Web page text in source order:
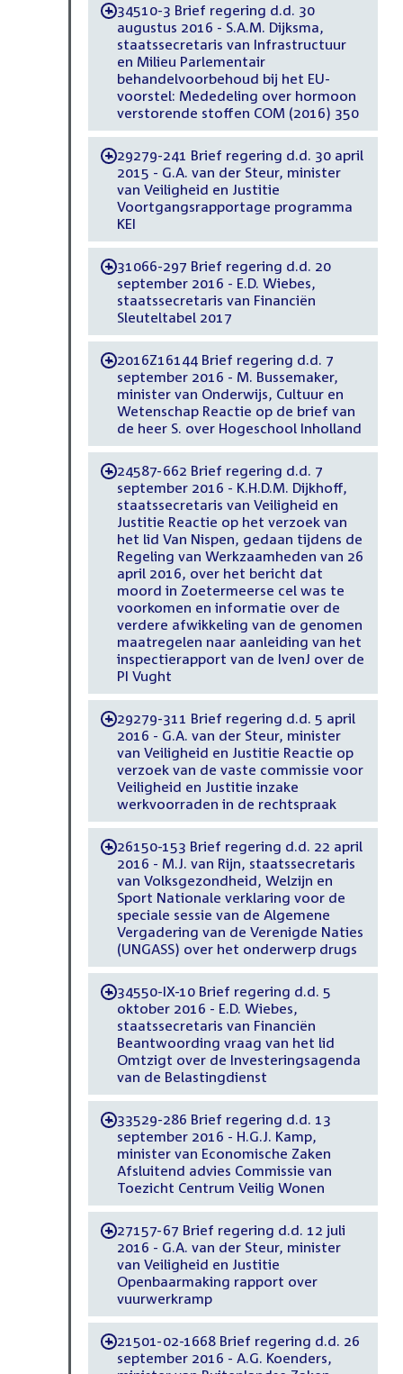
-34510-3 Brief regering d.d. 30
augustus 2016 - S.A.M. Dijksma,
staatssecretaris van Infrastructuur
en Milieu Parlementair
behandelvoorbehoud bij het EU-
voorstel: Mededeling over hormoon
verstorende stoffen COM (2016) 350
-29279-241 Brief regering d.d. 30 april
2015 - G.A. van der Steur, minister
van Veiligheid en Justitie
Voortgangsrapportage programma
KEI
-31066-297 Brief regering d.d. 20
september 2016 - E.D. Wiebes,
staatssecretaris van Financiën
Sleuteltabel 2017
-2016Z16144 Brief regering d.d. 7
september 2016 - M. Bussemaker,
minister van Onderwijs, Cultuur en
Wetenschap Reactie op de brief van
de heer S. over Hogeschool Inholland
-24587-662 Brief regering d.d. 7
september 2016 - K.H.D.M. Dijkhoff,
staatssecretaris van Veiligheid en
Justitie Reactie op het verzoek van
het lid Van Nispen, gedaan tijdens de
Regeling van Werkzaamheden van 26
april 2016, over het bericht dat
moord in Zoetermeerse cel was te
voorkomen en informatie over de
verdere afwikkeling van de genomen
maatregelen naar aanleiding van het
inspectierapport van de IvenJ over de
PI Vught
-29279-311 Brief regering d.d. 5 april
2016 - G.A. van der Steur, minister
van Veiligheid en Justitie Reactie op
verzoek van de vaste commissie voor
Veiligheid en Justitie inzake
werkvoorraden in de rechtspraak
-26150-153 Brief regering d.d. 22 april
2016 - M.J. van Rijn, staatssecretaris
van Volksgezondheid, Welzijn en
Sport Nationale verklaring voor de
speciale sessie van de Algemene
Vergadering van de Verenigde Naties
(UNGASS) over het onderwerp drugs
-34550-IX-10 Brief regering d.d. 5
oktober 2016 - E.D. Wiebes,
staatssecretaris van Financiën
Beantwoording vraag van het lid
Omtzigt over de Investeringsagenda
van de Belastingdienst
-33529-286 Brief regering d.d. 13
september 2016 - H.G.J. Kamp,
minister van Economische Zaken
Afsluitend advies Commissie van
Toezicht Centrum Veilig Wonen
-27157-67 Brief regering d.d. 12 juli
2016 - G.A. van der Steur, minister
van Veiligheid en Justitie
Openbaarmaking rapport over
vuurwerkramp
-21501-02-1668 Brief regering d.d. 26
september 2016 - A.G. Koenders,